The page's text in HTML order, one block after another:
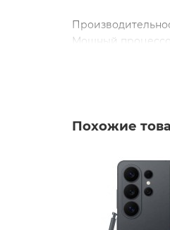
Мощный
Аккумулятор
Улучшенная
творчества.
* - Актуальную
** - На момент
Похожие